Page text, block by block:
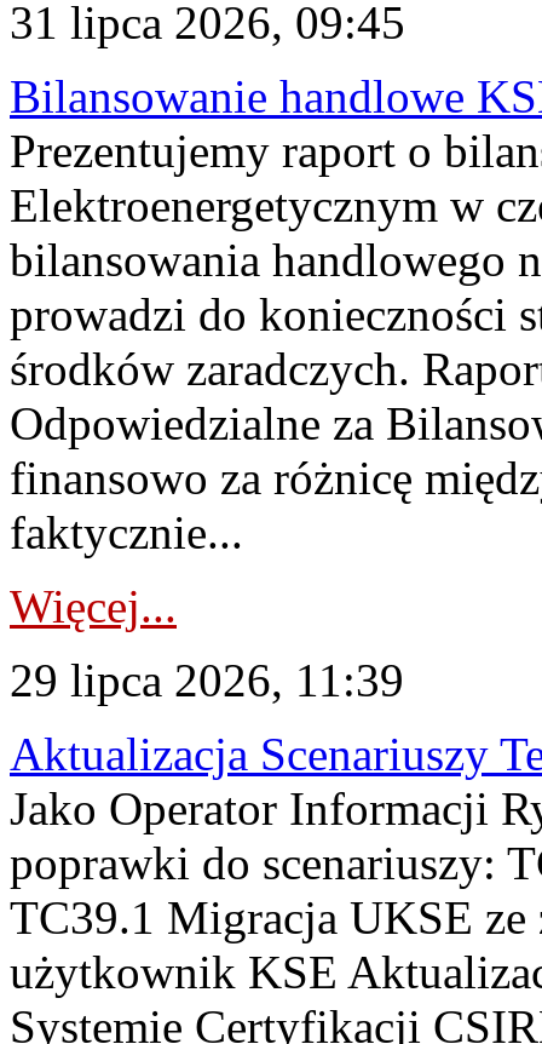
31 lipca 2026, 09:45
Bilansowanie handlowe
Prezentujemy raport o
Elektroenergetycznym w
bilansowania handlowego
prowadzi do konieczności
środków zaradczych.
Odpowiedzialne za
finansowo za różnicę
faktycznie...
Więcej...
29 lipca 2026, 11:39
Aktualizacja Scenariuszy
Jako Operator Informacji
poprawki do scenariuszy:
TC39.1 Migracja UKSE
użytkownik KSE
Systemie Certyfikacji